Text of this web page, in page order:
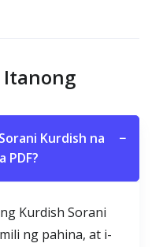
Itanong
Kurdish na
PDF?
−
Kurdish Sorani
ng pahina, at i-